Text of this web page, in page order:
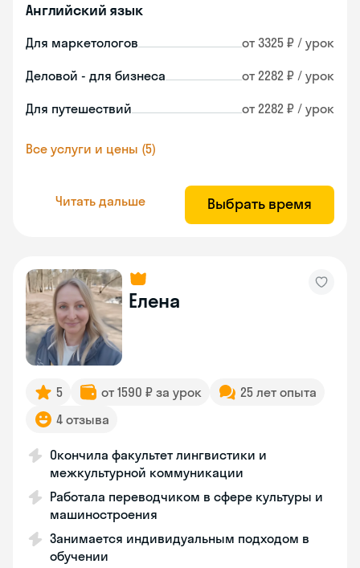
Английский язык
Для маркетологов от 3325 ₽ / урок
Деловой - для бизнеса от 2282 ₽ / урок
Для путешествий от 2282 ₽ / урок
Все услуги и цены (5)
Читать дальше Выбрать время
Елена
5 от 1590 ₽ за урок
25 лет опыта
4 отзыва
Окончила факультет лингвистики и
межкультурной коммуникации
Работала переводчиком в сфере культуры и
машиностроения
Занимается индивидуальным подходом в
обучении